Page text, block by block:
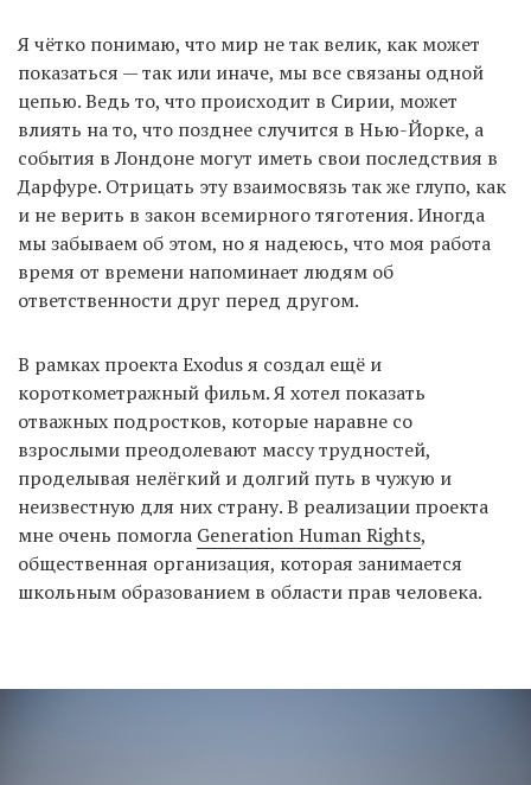
Я чётко понимаю, что мир не так велик, как может
показаться — так или иначе, мы все связаны одной
цепью. Ведь то, что происходит в Сирии, может
влиять на то, что позднее случится в Нью-Йорке, а
события в Лондоне могут иметь свои последствия в
Дарфуре. Отрицать эту взаимосвязь так же глупо, как
и не верить в закон всемирного тяготения. Иногда
мы забываем об этом, но я надеюсь, что моя работа
время от времени напоминает людям об
ответственности друг перед другом.
В рамках проекта Exodus я создал ещё и
короткометражный фильм. Я хотел показать
отважных подростков, которые наравне со
взрослыми преодолевают массу трудностей,
проделывая нелёгкий и долгий путь в чужую и
неизвестную для них страну. В реализации проекта
мне очень помогла Generation Human Rights,
общественная организация, которая занимается
школьным образованием в области прав человека.